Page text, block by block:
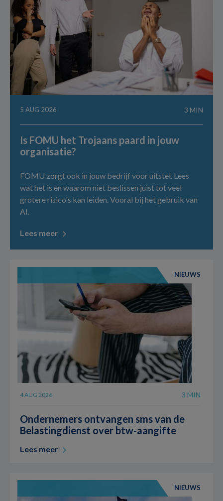
5 AUG 2026 3 MIN
Is FOMU het Trojaans paard in jouw
organisatie?
FOMU zorgt ook in jouw bedrijf voor uitstel. Lees
wat het is en waarom niet beslissen juist tot veel
grotere risico's kan leiden. Vooral bij het gebruik van
AI.
Lees meer
NIEUWS
4 AUG 2026 3 MIN
Ondernemers ontvangen sms van de
Belastingdienst over btw-aangifte
Lees meer
NIEUWS